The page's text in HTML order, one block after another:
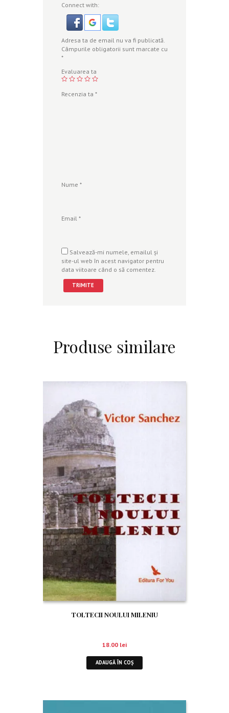
Connect with:
Adresa ta de email nu va fi publicată.
Câmpurile obligatorii sunt marcate cu
*
Evaluarea ta
Recenzia ta *
Nume *
Email *
Salvează-mi numele, emailul și
site-ul web în acest navigator pentru
data viitoare când o să comentez.
Produse similare
TOLTECII NOULUI MILENIU
18.00 lei
ADAUGĂ ÎN COȘ